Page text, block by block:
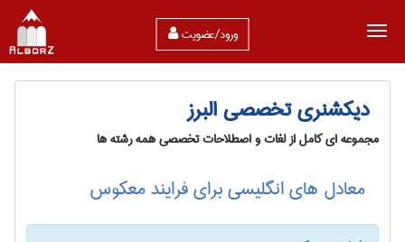
ورود/عضویت
دیکشنری تخصصی البرز
مجموعه ای کامل از لغات و اصطلاحات تخصصی همه رشته ها
معادل های انگلیسی برای فرایند معکوس